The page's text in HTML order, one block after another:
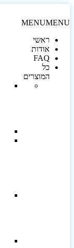
MENU
ראשי
אודות
FAQ
כל
המוצרים